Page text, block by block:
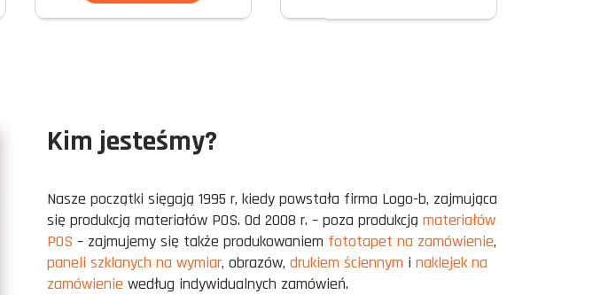
Kim jesteśmy?
Nasze początki sięgają 1995 r, kiedy powstała firma Logo-b, zajmująca
się produkcją materiałów POS. Od 2008 r. – poza produkcją materiałów
POS – zajmujemy się także produkowaniem fototapet na zamówienie,
paneli szklanych na wymiar, obrazów, drukiem ściennym i naklejek na
zamówienie według indywidualnych zamówień.